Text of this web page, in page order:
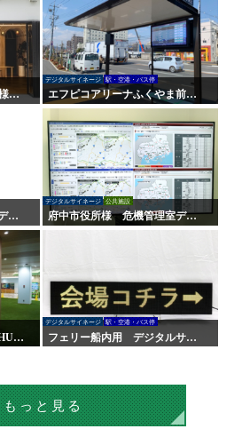
様
ネ
デジタルサイネージ 駅・空港・バス停
エフピコアリーナふくやま前
バス停 屋外デジタルサイネー
ジ
ジ
デジタルサイネージ 公共施設
府中市役所様 危機管理室デジ
タルサイネージ
」
デジタルサイネージ 駅・空港・バス停
フェリー船内用 デジタルサイ
ネージ
もっと見る